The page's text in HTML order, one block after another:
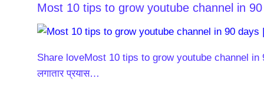
Most 10 tips to grow youtube channel in
Share loveMost 10 tips to grow youtube channel in
लगातार प्रयास…